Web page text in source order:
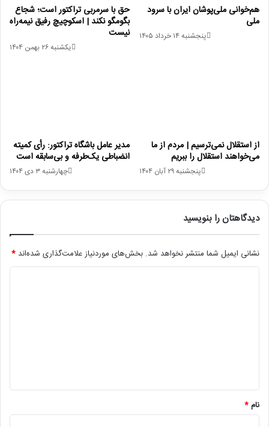
حق با سرمربی تراکتور است؛ شجاع
بگومگو نکند | اسکوچیچ رفیق نیمه‌راه
نیست
یکشنبه ۲۶ بهمن ۱۴۰۴
هم‌خوانی ملی‌پوشان ایران با سرود
ملی
پنجشنبه ۱۴ خرداد ۱۴۰۵
مدیر عامل باشگاه تراکتور: رأی کمیته
انضباطی یک‌طرفه و بی‌سابقه است
چهارشنبه ۳ دی ۱۴۰۴
از استقلال نمی‌ترسیم | مردم از ما
می‌خواهند استقلال را ببریم
پنجشنبه ۲۹ آبان ۱۴۰۴
دیدگاهتان را بنویسید
نشانی ایمیل شما منتشر نخواهد شد. بخش‌های موردنیاز علامت‌گذاری شده‌اند *
نام*